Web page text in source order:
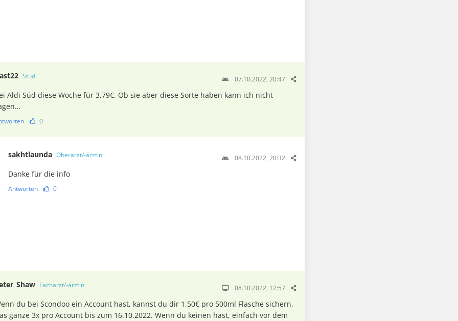
Studi 07.10.2022, 20:47
Aldi Süd diese Woche für 3,79€. Ob sie aber diese Sorte haben kann ich nicht
0
sakhtlaunda Oberarzt/-ärztin 08.10.2022, 20:32
Danke für die info
Antworten 0
Facharzt/-ärztin 08.10.2022, 12:57
du bei Scondoo ein Account hast, kannst du dir 1,50€ pro 500ml Flasche sichern.
ganze 3x pro Account bis zum 16.10.2022. Wenn du keinen hast, einfach vor dem